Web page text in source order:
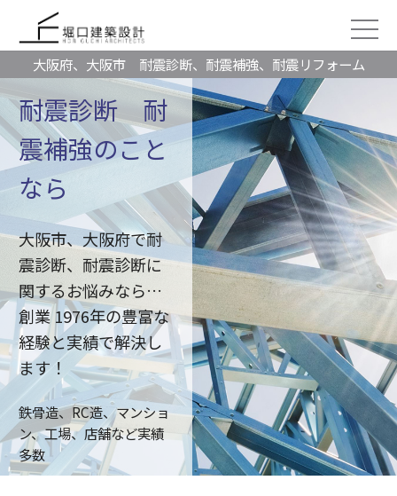
大阪府、大阪市 耐震診断、耐震補強、耐震リフォーム
耐震診断 耐
震補強のこと
なら
大阪市、大阪府で耐
震診断、耐震診断に
関するお悩みなら…
創業 1976年の豊富な
経験と実績で解決し
ます！
鉄骨造、RC造、マンショ
ン、工場、店舗など実績
多数